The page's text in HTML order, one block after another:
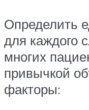
Определить
для каждого
многих
привычкой
факторы: